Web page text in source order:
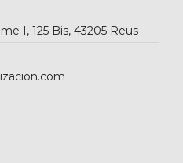
I, 125 Bis, 43205 Reus